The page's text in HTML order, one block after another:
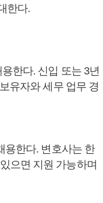
한다.
한다. 신입 또는 3년
유자와 세무 업무 경
용한다. 변호사는 한
으면 지원 가능하며